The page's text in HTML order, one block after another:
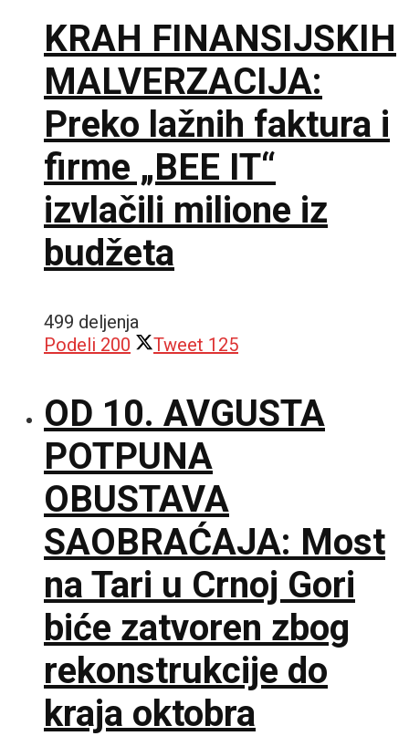
KRAH FINANSIJSKIH
MALVERZACIJA:
Preko lažnih faktura i
firme „BEE IT“
izvlačili milione iz
budžeta
499 deljenja
Podeli 200 Tweet 125
OD 10. AVGUSTA
POTPUNA
OBUSTAVA
SAOBRAĆAJA: Most
na Tari u Crnoj Gori
biće zatvoren zbog
rekonstrukcije do
kraja oktobra